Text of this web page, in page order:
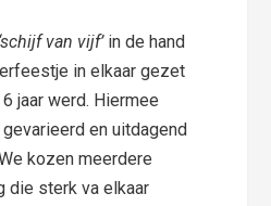
‘schijf van vijf’ in de hand
in elkaar gezet
jaar werd. Hiermee
en uitdagend
kozen meerdere
die sterk va elkaar